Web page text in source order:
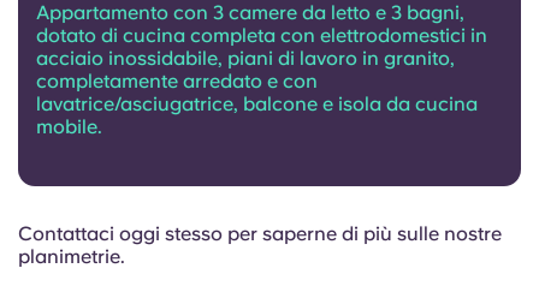
Appartamento con 3 camere da letto e 3 bagni,
dotato di cucina completa con elettrodomestici in
acciaio inossidabile, piani di lavoro in granito,
completamente arredato e con
lavatrice/asciugatrice, balcone e isola da cucina
mobile.
Contattaci oggi stesso per saperne di più sulle nostre
planimetrie.